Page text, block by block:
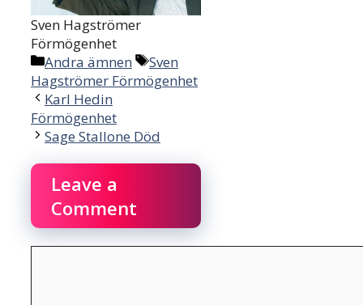
Sven Hagströmer
Förmögenhet
Categories
Andra ämnen Tags
Sven
Hagströmer Förmögenhet
Karl Hedin
Förmögenhet
Sage Stallone Död
Leave a
Comment